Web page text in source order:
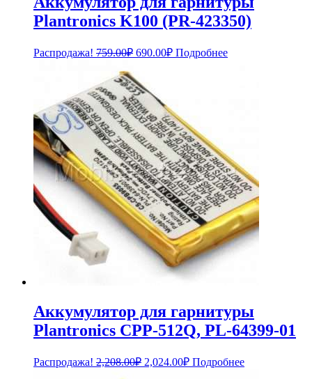
Plantronics K100 (PR-423350)
Распродажа! 759.00₽ Первоначальная
759.00₽.
690.00₽Текущая
цена:
Подробнее
Аккумулятор для гарнитуры
Plantronics CPP-512Q, PL-64399-01
Распродажа! 2,208.00₽ Первоначальная
2,024.00₽Текущая
цена:
Подробнее